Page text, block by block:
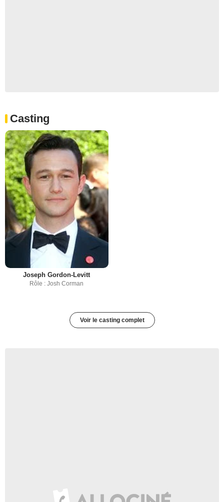
Casting
Joseph Gordon-Levitt
Rôle : Josh Corman
Voir le casting complet